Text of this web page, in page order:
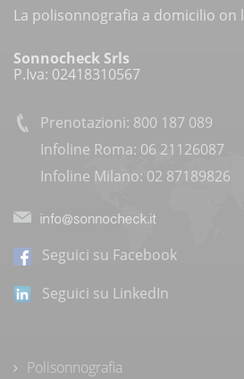
La polisonnografia a domicilio on
Sonnocheck Srls
P.Iva: 02418310567
Prenotazioni: 800 187 089
Infoline Roma: 06 21126087
Infoline Milano: 02 87189826
Seguici su Facebook
Seguici su LinkedIn
Polisonnografia